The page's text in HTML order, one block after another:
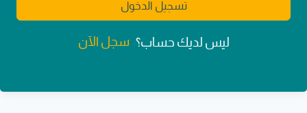
تسجيل الدخول
ليس لديك حساب؟ سجل الآن